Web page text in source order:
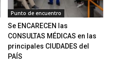
Punto de encuentro
Se ENCARECEN las
CONSULTAS MÉDICAS en las
principales CIUDADES del
PAÍS